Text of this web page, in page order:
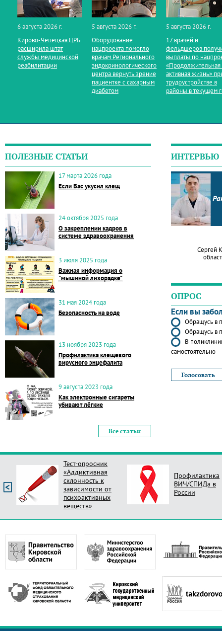
6 августа 2026 г.
Кирово‑Чепецкая ЦРБ
расширила штат
службы медицинской
реабилитации
5 августа 2026 г.
Оборудование
нацпроекта помогло
врачам Регионального
эндокринологического
центра вернуть зрение
пациентке с сахарным
диабетом
5 августа 2026 г.
17 врачей и
фельдшеров
выплаты по
«Продолжительная
активная жизнь»
трудоустройстве в
районы в текущем
ПОЛЕЗНЫЕ СТАТЬИ
17 марта 2026 года
Если Вас укусил клещ
24 октября 2025 года
О закреплении кадров в
системе здравоохранения
3 июля 2025 года
Важная информация о
"мышиной лихорадке"
31 мая 2024 года
Безопасность на воде
13 ноября 2023 года
Профилактика клещевого
вирусного энцефалита
9 августа 2023 года
Как электронные сигареты
убивают лёгкие
Все статьи
ИНТЕРВЬЮ
Сергей
ОПРОС
Если вы
Обращусь в
Обращусь в
В
самостоятельно
Профилактика
ВИЧ/СПИДа в
России
Опрос Оцени
новый стиль
поликлиник